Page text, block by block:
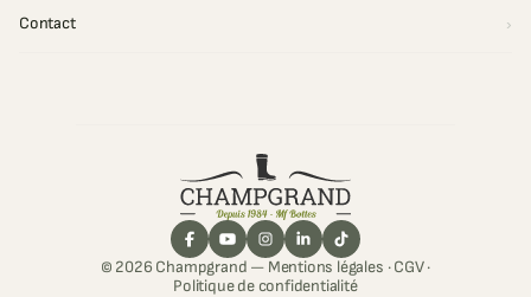
Contact
© 2026 Champgrand — Mentions légales ·CGV·
Politique de confidentialité